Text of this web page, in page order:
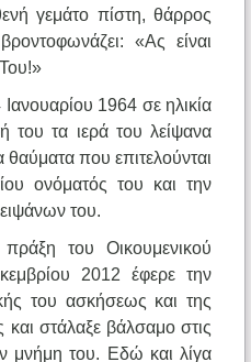
γεμάτο πίστη, θάρρος
«Ας είναι
1964 σε ηλικία
του τα ιερά του λείψανα
που επιτελούνται
ονόματός του και την
του.
του Οικουμενικού
2012 έφερε την
του ασκήσεως και της
στάλαξε βάλσαμο στις
μνήμη του. Εδώ και λίγα